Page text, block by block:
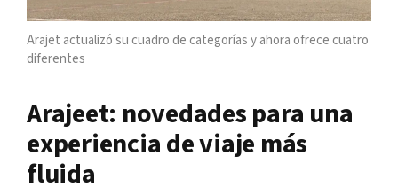
Arajet actualizó su cuadro de categorías y ahora ofrece cuatro
diferentes
Arajeet: novedades para una
experiencia de viaje más
fluida